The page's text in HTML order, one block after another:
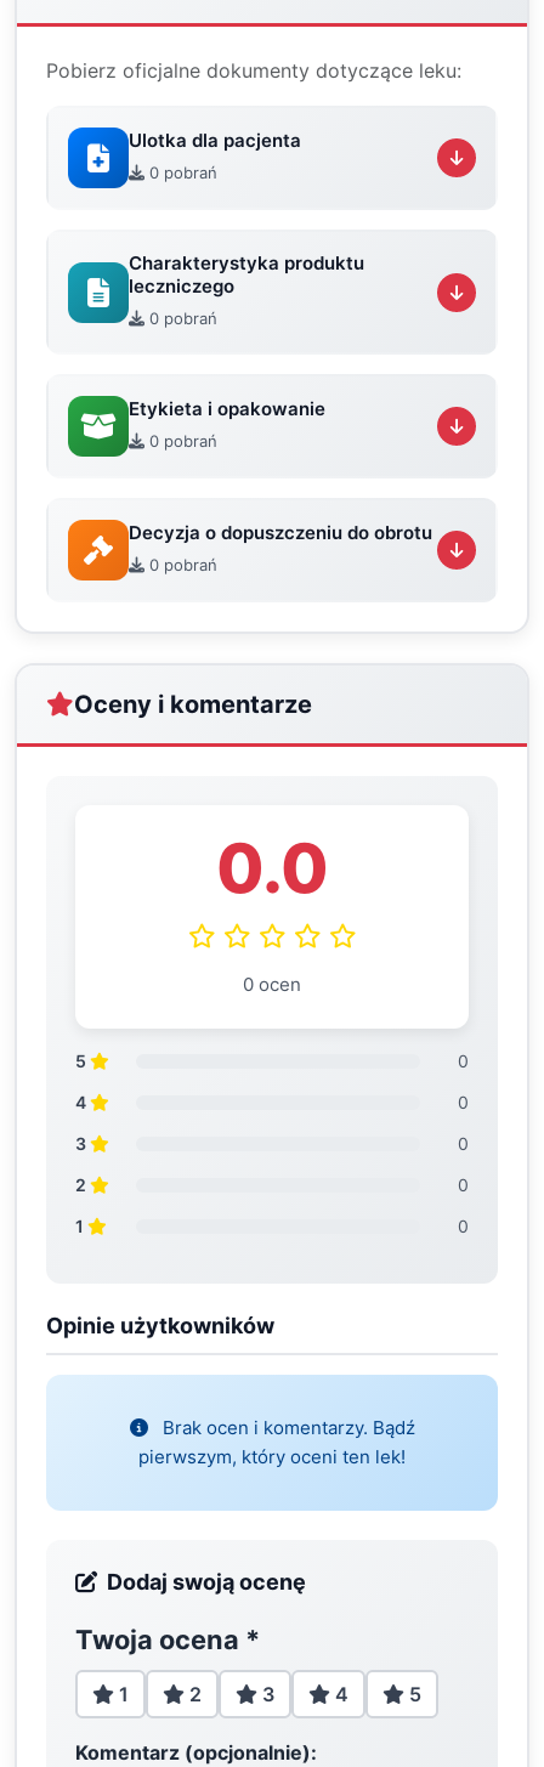
Pobierz oficjalne dokumenty dotyczące leku:
Ulotka dla pacjenta
0 pobrań
Charakterystyka produktu
leczniczego
0 pobrań
Etykieta i opakowanie
0 pobrań
Decyzja o dopuszczeniu do obrotu
0 pobrań
Oceny i komentarze
0.0
0 ocen
5
0
4
0
3
0
2
0
1
0
Opinie użytkowników
Brak ocen i komentarzy. Bądź
pierwszym, który oceni ten lek!
Dodaj swoją ocenę
Twoja ocena *
1 2 3 4 5
Komentarz (opcjonalnie):